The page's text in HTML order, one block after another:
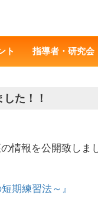
ト 指導者・研究会
た！！
情報を公開致しま
期練習法～』